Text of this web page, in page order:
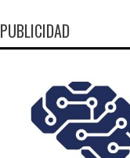
PUBLICIDAD